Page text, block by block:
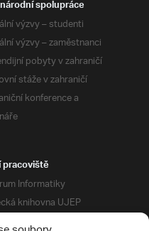
spolupráce
výzvy – studenti
výzvy – zaměstnanci
pobyty v zahraničí
stáže v zahraničí
konference a
pracoviště
Informatiky
knihovna UJEP
kolejí a menz